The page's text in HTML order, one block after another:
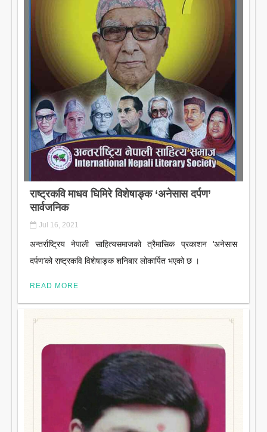
राष्ट्रकवि माधव घिमिरे विशेषाङ्क ‘अनेसास दर्पण’
सार्वजनिक
Jul 16, 2021
अन्तर्राष्ट्रिय नेपाली साहित्यसमाजको त्रैमासिक प्रकाशन ‘अनेसास
दर्पण’को राष्ट्रकवि विशेषाङ्क शनिबार लोकार्पित भएको छ ।
READ MORE